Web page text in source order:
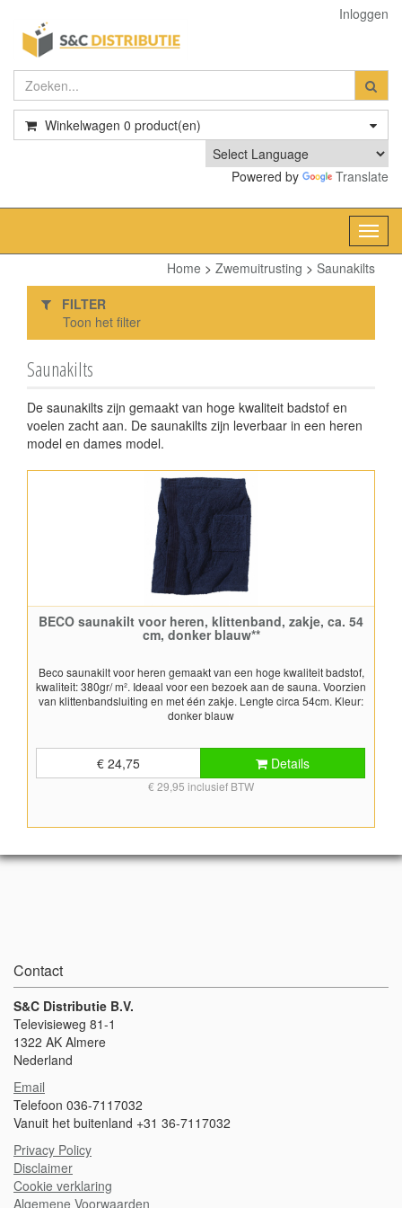
Inloggen
Winkelwagen 0 product(en)
Powered by Translate
Home > Zwemuitrusting > Saunakilts
FILTER
Toon het filter
Saunakilts
De saunakilts zijn gemaakt van hoge kwaliteit badstof en
voelen zacht aan. De saunakilts zijn leverbaar in een heren
model en dames model.
BECO saunakilt voor heren, klittenband, zakje, ca. 54
cm, donker blauw**
Beco saunakilt voor heren gemaakt van een hoge kwaliteit badstof,
kwaliteit: 380gr/ m². Ideaal voor een bezoek aan de sauna. Voorzien
van klittenbandsluiting en met één zakje. Lengte circa 54cm. Kleur:
donker blauw
€ 24,75 Details
€ 29,95 inclusief BTW
Contact
S&C Distributie B.V.
Televisieweg 81-1
1322 AK Almere
Nederland
Email
Telefoon 036-7117032
Vanuit het buitenland +31 36-7117032
Privacy Policy
Disclaimer
Cookie verklaring
Algemene Voorwaarden